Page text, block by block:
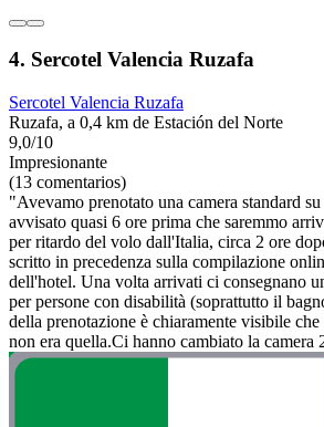
4. Sercotel Valencia Ruzafa
Sercotel Valencia Ruzafa
Ruzafa, a 0,4 km de Estación del Norte
9,0/10
Impresionante
(13 comentarios)
"Avevamo prenotato una camera standard
avvisato quasi 6 ore prima che saremmo
per ritardo del volo dall'Italia, circa 2 ore
scritto in precedenza sulla compilazione
dell'hotel. Una volta arrivati ci consegnano
per persone con disabilità (soprattutto il
della prenotazione è chiaramente visibile che
non era quella.Ci hanno cambiato la camera